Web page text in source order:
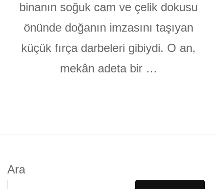
binanın soğuk cam ve çelik dokusu
önünde doğanın imzasını taşıyan
küçük fırça darbeleri gibiydi. O an,
mekân adeta bir …
Ara